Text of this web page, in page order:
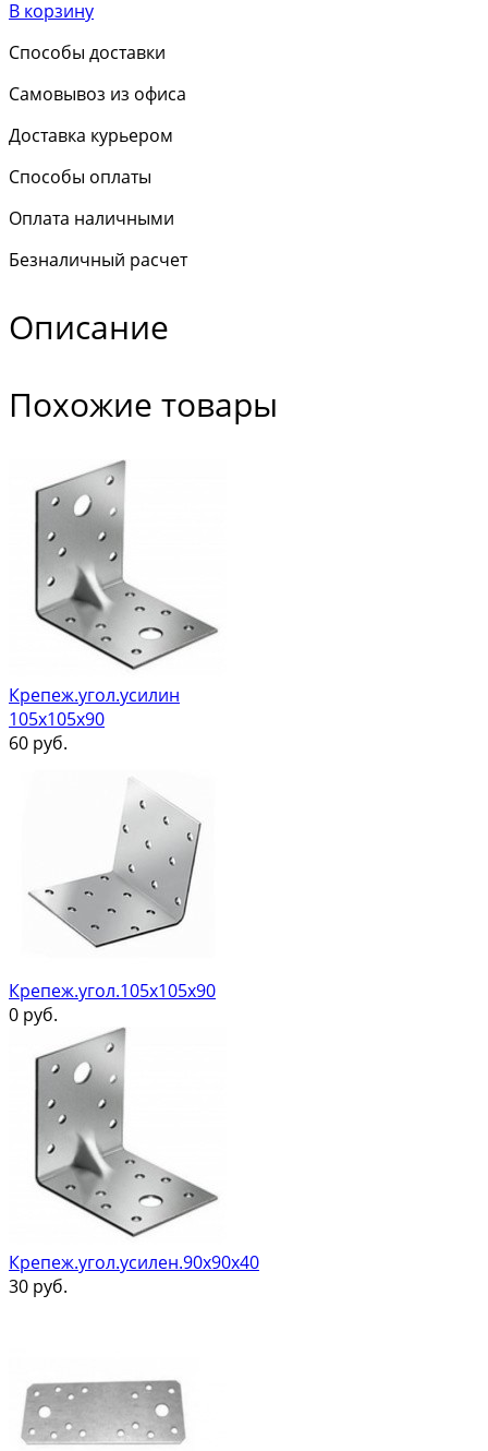
В корзину
Способы доставки
Самовывоз из офиса
Доставка курьером
Способы оплаты
Оплата наличными
Безналичный расчет
Описание
Похожие товары
Крепеж.угол.усилин
105х105х90
60 руб.
Крепеж.угол.105х105х90
0 руб.
Крепеж.угол.усилен.90х90х40
30 руб.